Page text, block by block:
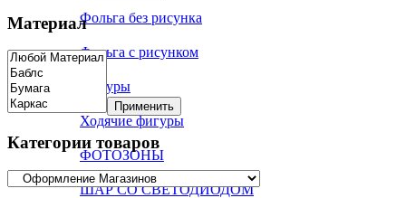
Фольга без рисунка
Фольга с рисунком
Фигуры
Ходячие фигуры
ФОТОЗОНЫ
ШАР СО СВЕТОДИОДОМ
Материал
Применить
Категории товаров